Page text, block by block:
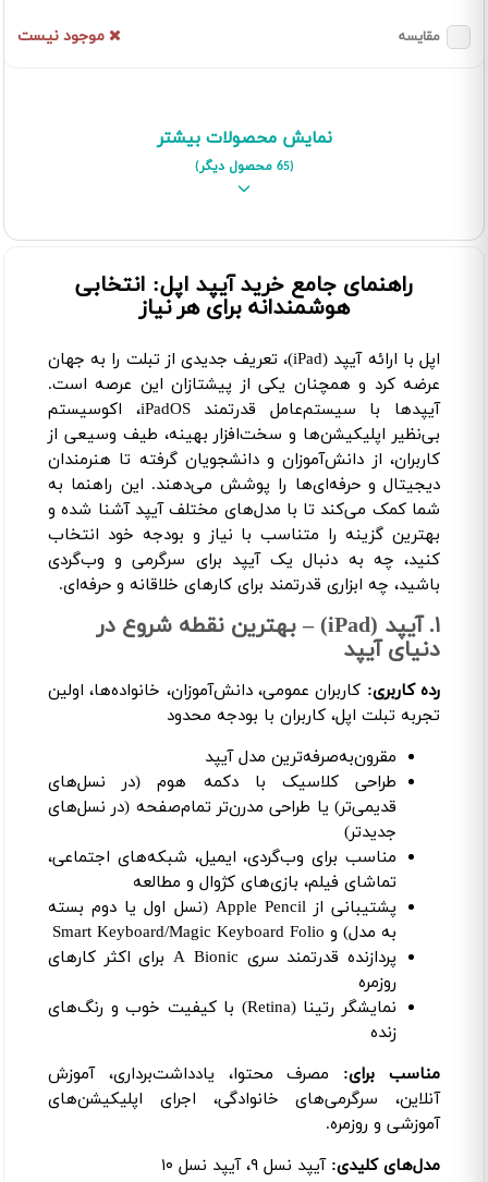
موجود نیست مقایسه
نمایش محصولات بیشتر
(65 محصول دیگر)
راهنمای جامع خرید آیپد اپل: انتخابی
هوشمندانه برای هر نیاز
اپل با ارائه آیپد (iPad)، تعریف جدیدی از تبلت را به جهان
عرضه کرد و همچنان یکی از پیشتازان این عرصه است.
آیپدها با سیستم‌عامل قدرتمند iPadOS، اکوسیستم
بی‌نظیر اپلیکیشن‌ها و سخت‌افزار بهینه، طیف وسیعی از
کاربران، از دانش‌آموزان و دانشجویان گرفته تا هنرمندان
دیجیتال و حرفه‌ای‌ها را پوشش می‌دهند. این راهنما به
شما کمک می‌کند تا با مدل‌های مختلف آیپد آشنا شده و
بهترین گزینه را متناسب با نیاز و بودجه خود انتخاب
کنید، چه به دنبال یک آیپد برای سرگرمی و وب‌گردی
باشید، چه ابزاری قدرتمند برای کارهای خلاقانه و حرفه‌ای.
۱. آیپد (iPad) – بهترین نقطه شروع در
دنیای آیپد
رده کاربری: کاربران عمومی، دانش‌آموزان، خانواده‌ها، اولین
تجربه تبلت اپل، کاربران با بودجه محدود
مقرون‌به‌صرفه‌ترین مدل آیپد
طراحی کلاسیک با دکمه هوم (در نسل‌های
قدیمی‌تر) یا طراحی مدرن‌تر تمام‌صفحه (در نسل‌های
جدیدتر)
مناسب برای وب‌گردی، ایمیل، شبکه‌های اجتماعی،
تماشای فیلم، بازی‌های کژوال و مطالعه
پشتیبانی از Apple Pencil (نسل اول یا دوم بسته
به مدل) و Smart Keyboard/Magic Keyboard Folio
پردازنده قدرتمند سری A Bionic برای اکثر کارهای
روزمره
نمایشگر رتینا (Retina) با کیفیت خوب و رنگ‌های
زنده
مناسب برای: مصرف محتوا، یادداشت‌برداری، آموزش
آنلاین، سرگرمی‌های خانوادگی، اجرای اپلیکیشن‌های
آموزشی و روزمره.
مدل‌های کلیدی: آیپد نسل ۹، آیپد نسل ۱۰